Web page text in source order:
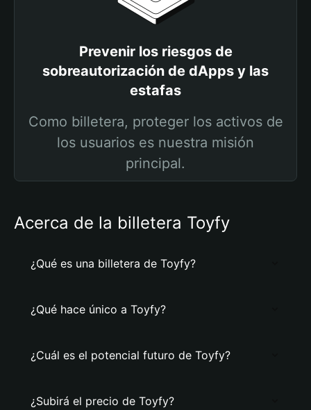
Prevenir los riesgos de
sobreautorización de dApps y las
estafas
Como billetera, proteger los activos de
los usuarios es nuestra misión
principal.
Acerca de la billetera Toyfy
¿Qué es una billetera de Toyfy?
¿Qué hace único a Toyfy?
¿Cuál es el potencial futuro de Toyfy?
¿Subirá el precio de Toyfy?